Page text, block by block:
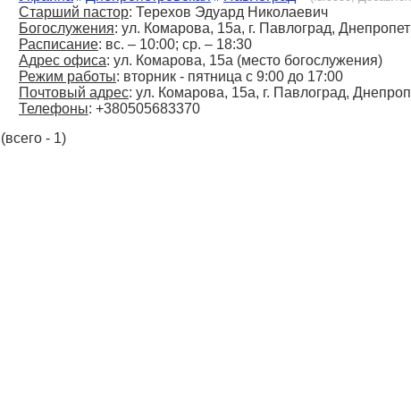
Старший пастор: Терехов Эдуард Николаевич
Богослужения: ул. Комарова, 15а, г. Павлоград,
Расписание: вс. – 10:00; ср. – 18:30
Адрес офиса: ул. Комарова, 15а (место богослужения)
Режим работы: вторник - пятница с 9:00 до 17:00
Почтовый адрес: ул. Комарова, 15а, г. Павлоград,
Телефоны: +380505683370
(всего - 1)